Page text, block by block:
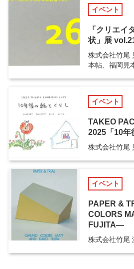
イベント
「クリエイ
状」展
株式会社竹尾
本帖、福岡見
イベント
TAKEO
2025「10年
株式会社竹尾
イベント
PAPER &
COLORS
FUJITA―
株式会社竹尾